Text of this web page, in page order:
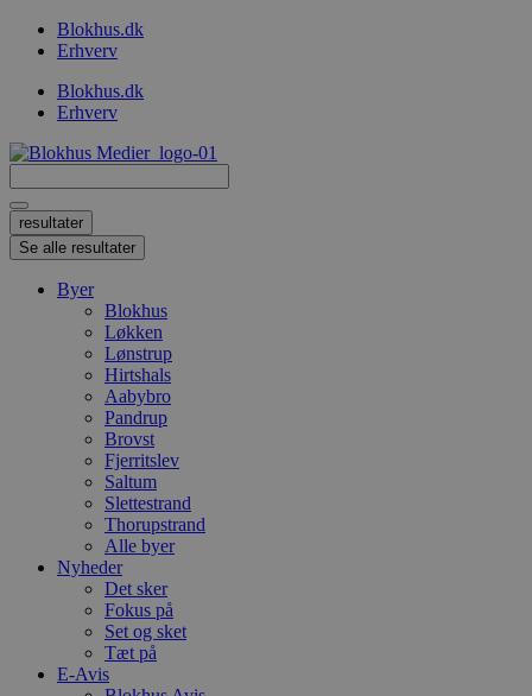
VidereBlokhus.dk
Erhverv
Blokhus.dk
Erhverv
...
resultater
Se alle resultater
Byer
Blokhus
Løkken
Lønstrup
Hirtshals
Aabybro
Pandrup
Brovst
Fjerritslev
Saltum
Slettestrand
Thorupstrand
Alle byer
Nyheder
Det sker
Fokus på
Set og sket
Tæt på
E-Avis